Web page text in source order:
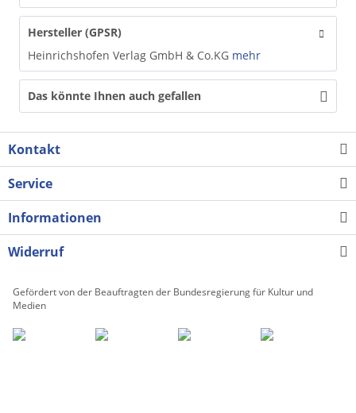
Hersteller (GPSR)
Heinrichshofen Verlag GmbH & Co.KG mehr
Das könnte Ihnen auch gefallen
Kontakt
Service
Informationen
Widerruf
Gefördert von der Beauftragten der Bundesregierung für Kultur und
Medien